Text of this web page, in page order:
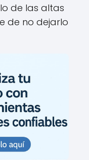
de las altas
de no dejarlo